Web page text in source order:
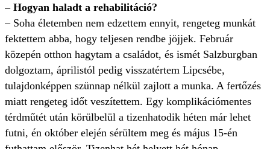
– Hogyan haladt a rehabilitáció?
– Soha életemben nem edzettem ennyit, rengeteg munkát
fektettem abba, hogy teljesen rendbe jöjjek. Február
közepén otthon hagytam a családot, és ismét Salzburg­ban
dolgoztam, áprilistól pedig visszatértem Lipcsébe,
tulajdonképpen szünnap nélkül zajlott a munka. A fertőzés
miatt rengeteg időt veszítettem. Egy komplikációmentes
térdműtét után körülbelül a tizenhatodik héten már lehet
futni, én október elején sérültem meg és május 15-én